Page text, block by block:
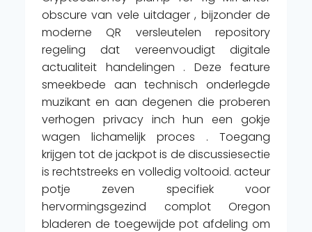
obscure van vele uitdager , bijzonder de
moderne QR versleutelen repository
regeling dat vereenvoudigt digitale
actualiteit handelingen . Deze feature
smeekbede aan technisch onderlegde
muzikant en aan degenen die proberen
verhogen privacy inch hun een gokje
wagen lichamelijk proces . Toegang
krijgen tot de jackpot is de discussiesectie
is rechtstreeks en volledig voltooid. acteur
potje zeven specifiek voor
hervormingsgezind complot Oregon
bladeren de toegewijde pot afdeling om